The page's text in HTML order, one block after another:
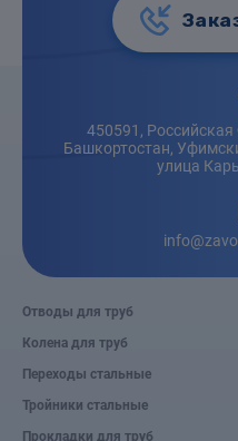
450591,
Башкортостан,
улица
Отводы для труб
Колена для труб
Переходы стальные
Тройники стальные
Прокладки для труб